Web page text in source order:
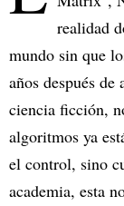
realidad
mundo sin que
años después
ciencia ficción,
algoritmos ya
el control, sino
academia, esta